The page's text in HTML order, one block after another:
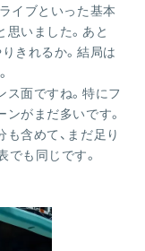
イブといった基本
思いました。あと
きれるか。結局は
ス面ですね。特にフ
がまだ多いです。
含めて、まだ足り
も同じです。